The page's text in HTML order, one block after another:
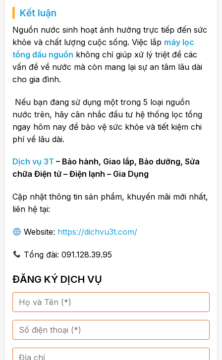
Kết luận
Nguồn nước sinh hoạt ảnh hưởng trực tiếp đến sức
khỏe và chất lượng cuộc sống. Việc lắp máy lọc
tổng đầu nguồn không chỉ giúp xử lý triệt để các
vấn đề về nước mà còn mang lại sự an tâm lâu dài
cho gia đình.
Nếu bạn đang sử dụng một trong 5 loại nguồn
nước trên, hãy cân nhắc đầu tư hệ thống lọc tổng
ngay hôm nay để bảo vệ sức khỏe và tiết kiệm chi
phí về lâu dài.
Dịch vụ 3T – Bảo hành, Giao lắp, Bảo dưỡng, Sửa
chữa Điện tử – Điện lạnh – Gia Dụng
Cập nhật thông tin sản phẩm, khuyến mãi mới nhất,
liên hệ tại:
Website: https://dichvu3t.com/
Tổng đài: 091.128.39.95
ĐĂNG KÝ DỊCH VỤ